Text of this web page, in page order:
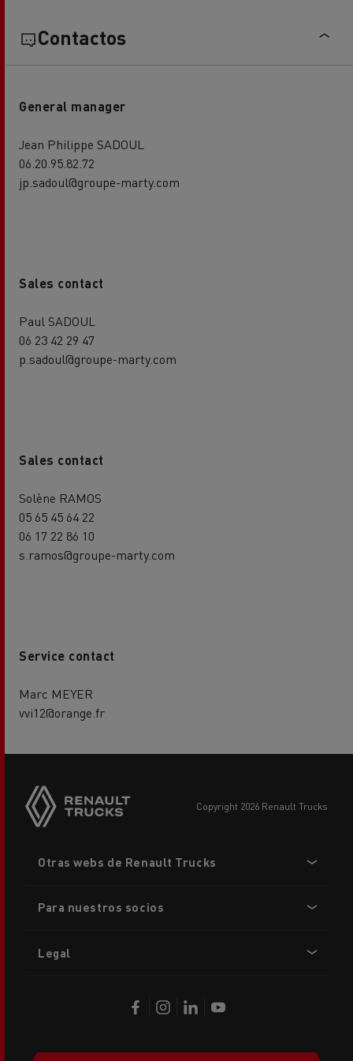
Contactos
General manager
Jean Philippe SADOUL
06.20.95.82.72
jp.sadoul@groupe-marty.com
Sales contact
Paul SADOUL
06 23 42 29 47
p.sadoul@groupe-marty.com
Sales contact
Solène RAMOS
05 65 45 64 22
06 17 22 86 10
s.ramos@groupe-marty.com
Service contact
Marc MEYER
vvi12@orange.fr
copyright 2026 Renault Trucks
menu
Otras webs de Renault Trucks
Para nuestros socios
Legal